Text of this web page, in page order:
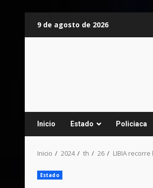
9 de agosto de 2026
Inicio Estado Policiaca
Inicio 2024 th 26 LIBIA
Estado